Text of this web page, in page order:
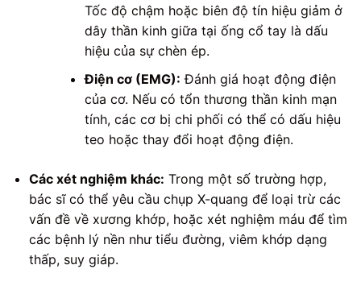
Tốc độ chậm hoặc biên độ tín hiệu giảm ở
dây thần kinh giữa tại ống cổ tay là dấu
hiệu của sự chèn ép.
Điện cơ (EMG): Đánh giá hoạt động điện
của cơ. Nếu có tổn thương thần kinh mạn
tính, các cơ bị chi phối có thể có dấu hiệu
teo hoặc thay đổi hoạt động điện.
Các xét nghiệm khác: Trong một số trường hợp,
bác sĩ có thể yêu cầu chụp X-quang để loại trừ các
vấn đề về xương khớp, hoặc xét nghiệm máu để tìm
các bệnh lý nền như tiểu đường, viêm khớp dạng
thấp, suy giáp.